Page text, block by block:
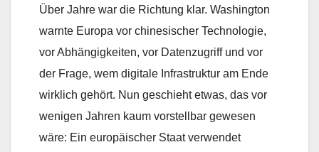
Über Jahre war die Richtung klar. Washington
warnte Europa vor chinesischer Technologie,
vor Abhängigkeiten, vor Datenzugriff und vor
der Frage, wem digitale Infrastruktur am Ende
wirklich gehört. Nun geschieht etwas, das vor
wenigen Jahren kaum vorstellbar gewesen
wäre: Ein europäischer Staat verwendet